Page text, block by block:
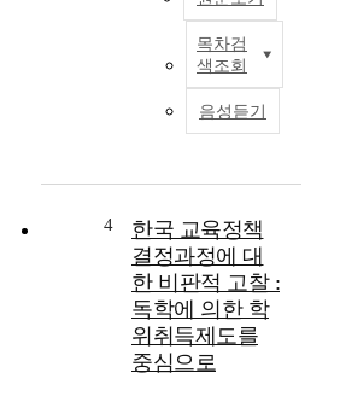
의
목차검
색조회
음성듣기
4
한국 교육정책
결정과정에 대
한 비판적 고찰 :
독학에 의한 학
위취득제도를
중심으로